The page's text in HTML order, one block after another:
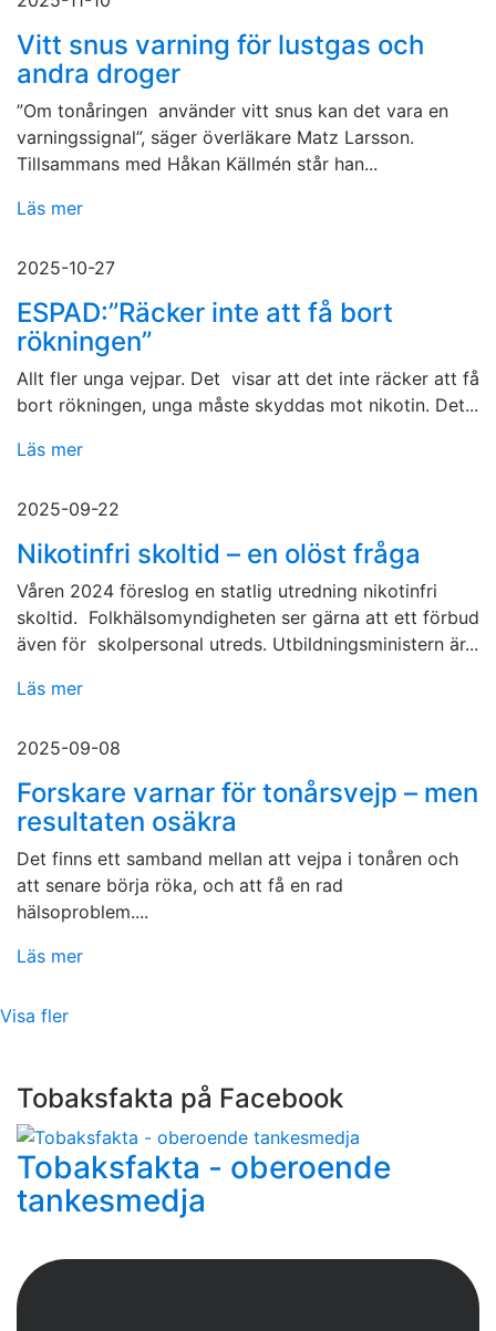
Vitt snus varning för lustgas och
andra droger
”Om tonåringen använder vitt snus kan det vara en
varningssignal”, säger överläkare Matz Larsson.
Tillsammans med Håkan Källmén står han...
Läs mer
2025-10-27
ESPAD:”Räcker inte att få bort
rökningen”
Allt fler unga vejpar. Det visar att det inte räcker att få
bort rökningen, unga måste skyddas mot nikotin. Det...
Läs mer
2025-09-22
Nikotinfri skoltid – en olöst fråga
Våren 2024 föreslog en statlig utredning nikotinfri
skoltid. Folkhälsomyndigheten ser gärna att ett förbud
även för skolpersonal utreds. Utbildningsministern är...
Läs mer
2025-09-08
Forskare varnar för tonårsvejp – men
resultaten osäkra
Det finns ett samband mellan att vejpa i tonåren och
att senare börja röka, och att få en rad
hälsoproblem....
Läs mer
Visa fler
Tobaksfakta på Facebook
Tobaksfakta - oberoende
tankesmedja